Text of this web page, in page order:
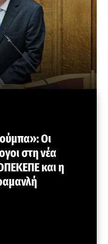
Οι
στη νέα
και η